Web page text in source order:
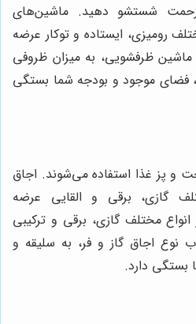
شستشو دهید. ماشین‌های
رومیزی، ایستاده و توکار عرضه
ظرفشویی، به میزان ظروفی
فضای موجود و بودجه شما بستگی
و پز غذا استفاده می‌شوند. اجاق
گازی، برقی و القایی عرضه
مختلف گازی، برقی و ترکیبی
نوع اجاق گاز و فر، به سلیقه و
بستگی دارد.